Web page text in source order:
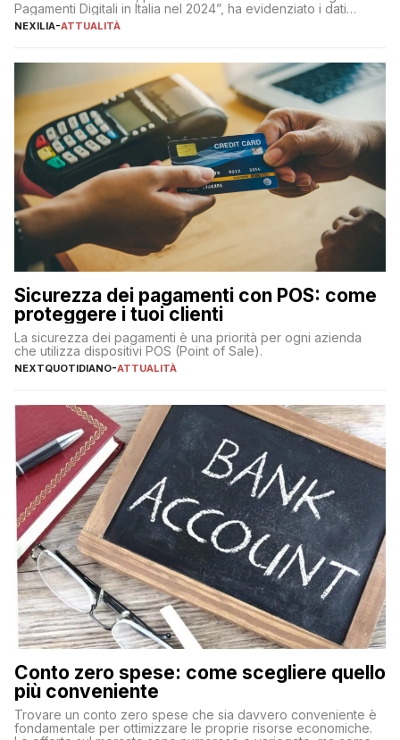
Pagamenti Digitali in Italia nel 2024”, ha evidenziato i dati
definitivi del primo semestre 2024 relativamente alle
NEXILIA-ATTUALITÀ
Sicurezza dei pagamenti con POS: come
proteggere i tuoi clienti
La sicurezza dei pagamenti è una priorità per ogni azienda
che utilizza dispositivi POS (Point of Sale).
NEXTQUOTIDIANO-ATTUALITÀ
Conto zero spese: come scegliere quello
più conveniente
Trovare un conto zero spese che sia davvero conveniente è
fondamentale per ottimizzare le proprie risorse economiche.